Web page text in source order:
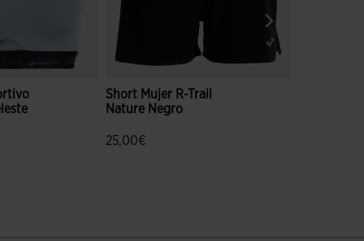
Short Mujer R-Trail
Nature Negro
25,00€